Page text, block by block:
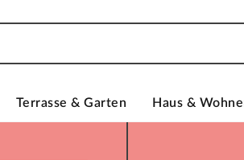
Terrasse & Garten Haus &